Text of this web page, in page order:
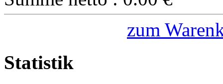
zum
Statistik